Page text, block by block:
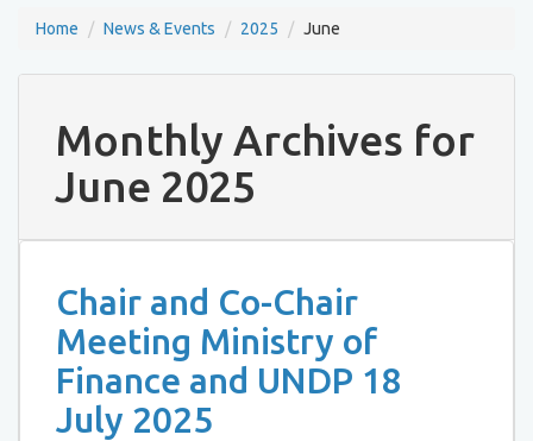
Home News & Events 2025 June
Monthly Archives for
June 2025
Chair and Co-Chair
Meeting Ministry of
Finance and UNDP 18
July 2025